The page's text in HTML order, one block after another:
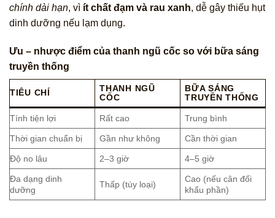
chính dài hạn, vì ít chất đạm và rau xanh, dễ gây thiếu hụt
dinh dưỡng nếu lạm dụng.
Ưu – nhược điểm của thanh ngũ cốc so với bữa sáng
truyền thống
TIÊU CHÍ
THANH NGŨ
CỐC
BỮA SÁNG
TRUYỀN THỐNG
Tính tiện lợi Rất cao Trung bình
Thời gian chuẩn bị Gần như không Cần thời gian
Độ no lâu 2–3 giờ 4–5 giờ
Đa dạng dinh
dưỡng
Thấp (tùy loại)
Cao (nếu cân đối
khẩu phần)